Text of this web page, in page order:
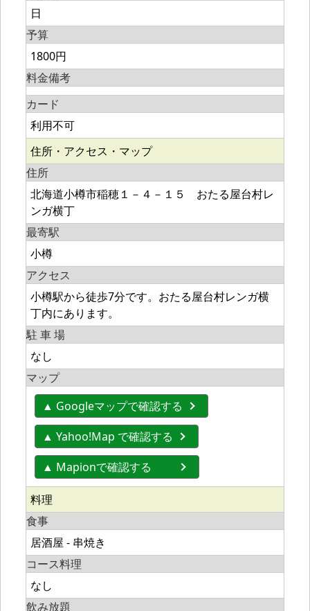
日
予算
1800円
料金備考
カード
利用不可
住所・アクセス・マップ
住所
北海道小樽市稲穂１－４－１５ おたる屋台村レ
ンガ横丁
最寄駅
小樽
アクセス
小樽駅から徒歩7分です。おたる屋台村レンガ横
丁内にあります。
駐 車 場
なし
マップ
▲ Googleマップで確認する
▲ Yahoo!Map で確認する
▲ Mapionで確認する
料理
食事
居酒屋 - 串焼き
コース料理
なし
飲み放題